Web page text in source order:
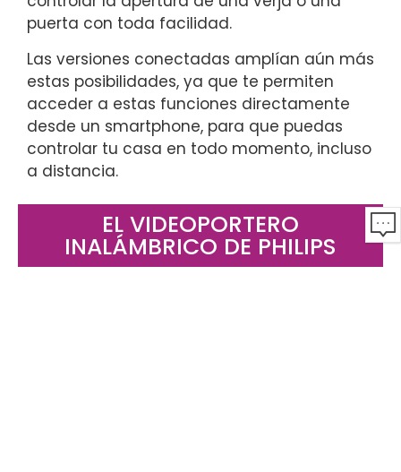
puerta con toda facilidad.
Las versiones conectadas amplían aún más
estas posibilidades, ya que te permiten
acceder a estas funciones directamente
desde un smartphone, para que puedas
controlar tu casa en todo momento, incluso
a distancia.
EL VIDEOPORTERO
INALÁMBRICO DE PHILIPS